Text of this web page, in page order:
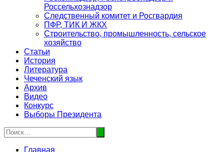
Россельхознадзор
Следственный комитет и Росгвардия
ПФР, ТИК И ЖКХ
Строительство, промышленность, сельское
хозяйство
Статьи
История
Литература
Чеченский язык
Архив
Видео
Конкурс
Выборы Президента
Главная